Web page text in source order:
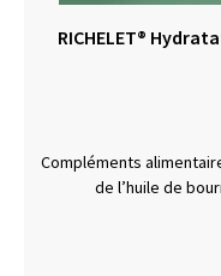
RICHELET®
Compléments
de l’huile de